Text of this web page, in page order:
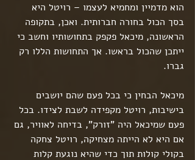
הוא מדמיין ומחמיא לעצמו – רויטל היא
בסך הכול בחורה חברותית. ואכן, בתקופה
הראשונה, מיכאל פקפק בתחושותיו וחשב כי
ייתכן שהכול בראשו. אך התחושות הללו רק
גברו.
מיכאל הבחין כי בכל פעם שהם יושבים
בישיבות, רויטל מקפידה לשבת לצידו. בכל
פעם שמיכאל היה "זורק", בדיחה לאוויר, גם
אם היא לא הייתה מצחיקה, רויטל צחקה
בקולי קולות תוך כדי שהיא נוגעת קלות